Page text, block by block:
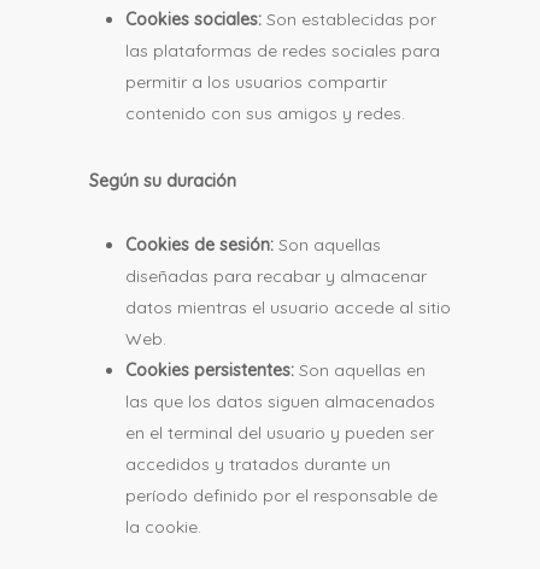
Cookies sociales: Son establecidas por
las plataformas de redes sociales para
permitir a los usuarios compartir
contenido con sus amigos y redes.
Según su duración
Cookies de sesión: Son aquellas
diseñadas para recabar y almacenar
datos mientras el usuario accede al sitio
Web.
Cookies persistentes: Son aquellas en
las que los datos siguen almacenados
en el terminal del usuario y pueden ser
accedidos y tratados durante un
período definido por el responsable de
la cookie.